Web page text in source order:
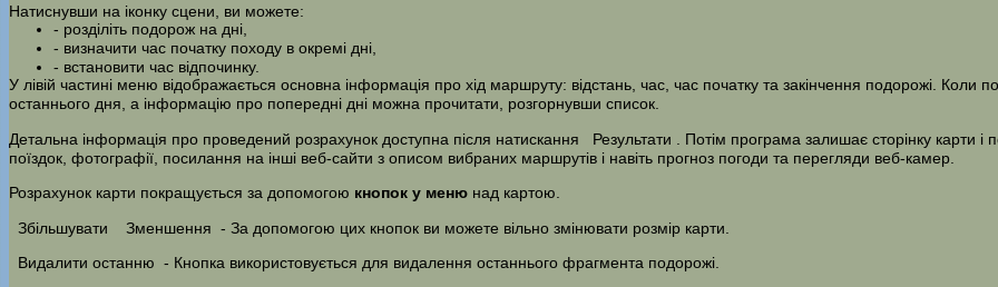
Натиснувши на іконку сцени, ви можете:
- розділіть подорож на дні,
- визначити час початку походу в окремі дні,
- встановити час відпочинку.
У лівій частині меню відображається основна інформація про хід маршруту: відстань, час, час початку та закінчення подорожі. Коли
останнього дня, а інформацію про попередні дні можна прочитати, розгорнувши список.
Детальна інформація про проведений розрахунок доступна після натискання
Результати
. Потім програма залишає сторінку карти
поїздок, фотографії, посилання на інші веб-сайти з описом вибраних маршрутів і навіть прогноз погоди та перегляди веб-камер.
Розрахунок карти покращується за допомогою кнопок у меню над картою.
Збільшувати
Зменшення - За допомогою цих кнопок ви можете вільно змінювати розмір карти.
Видалити останню - Кнопка використовується для видалення останнього фрагмента подорожі.